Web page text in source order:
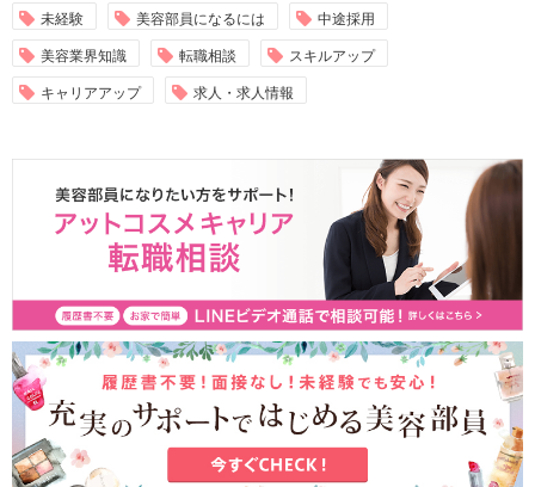
未経験 美容部員になるには 中途採用
美容業界知識 転職相談 スキルアップ
キャリアアップ 求人・求人情報